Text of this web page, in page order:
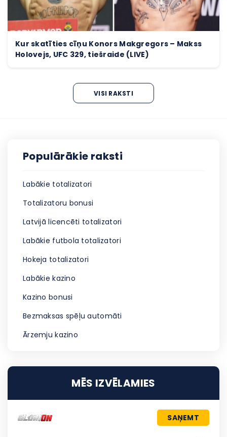
Kur skatīties cīņu Konors Makgregors – Makss
Holovejs, UFC 329, tiešraide (LIVE)
VISI RAKSTI
Populārākie raksti
Labākie totalizatori
Totalizatoru bonusi
Latvijā licencēti totalizatori
Labākie futbola totalizatori
Hokeja totalizatori
Labākie kazino
Kazino bonusi
Bezmaksas spēļu automāti
Ārzemju kazino
MĒS IZVĒLAMIES
SAŅEMT